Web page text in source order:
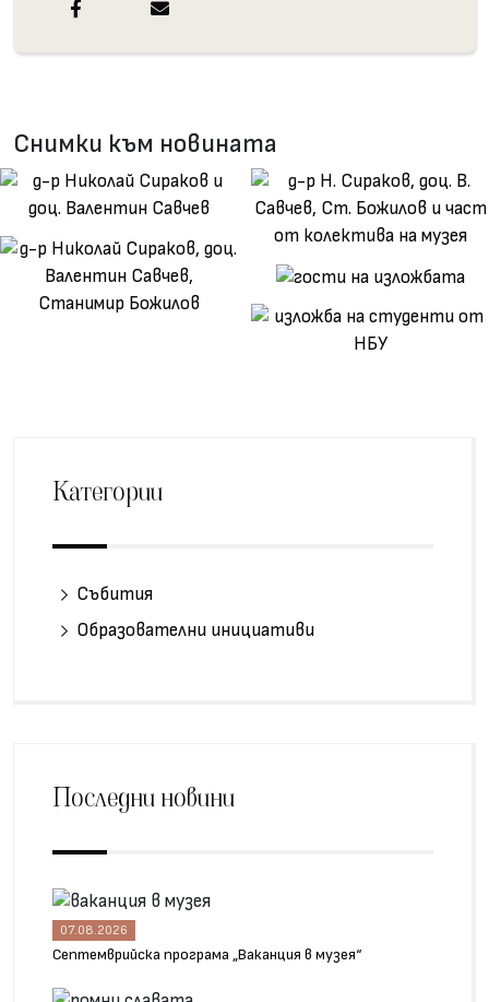
Снимки към новината
Категории
Събития
Образователни инициативи
Последни новини
07.08.2026
Септемврийска програма „Ваканция в музея“